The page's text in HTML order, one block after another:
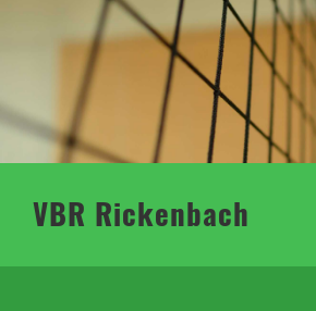
VBR Rickenbach